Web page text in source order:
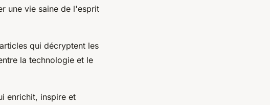
une vie saine de l'esprit
qui décryptent les
la technologie et le
enrichit, inspire et